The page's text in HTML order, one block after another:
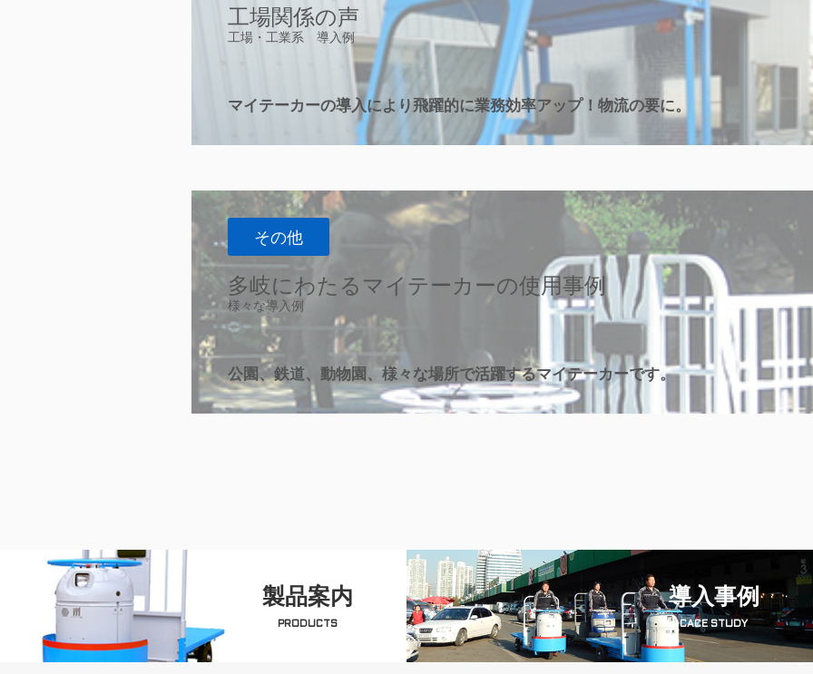
工場関係の声
工場・工業系 導入例
マイテーカーの導入により飛躍的に業務効率アップ！物流の要に。
その他
多岐にわたるマイテーカーの使用事例
様々な導入例
公園、鉄道、動物園、様々な場所で活躍するマイテーカーです。
製品案内
PRODUCTS
導入事例
CACE STUDY